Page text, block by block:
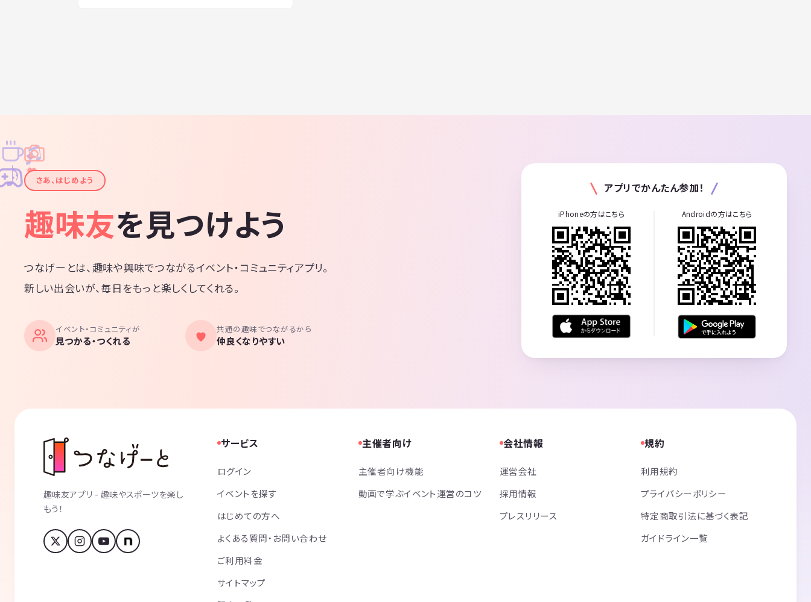
✦
✦
✧
✧
♪
♫
さあ、はじめよう
趣味友を見つけよう
つなげーとは、趣味や興味でつながるイベント・コミュニティアプリ。
新しい出会いが、毎日をもっと楽しくしてくれる。
イベント・コミュニティが
見つかる・つくれる
共通の趣味でつながるから
仲良くなりやすい
アプリでかんたん参加！
iPhoneの方はこちら Androidの方はこちら
趣味友アプリ - 趣味やスポーツを楽し
もう！
サービス
ログイン
イベントを探す
はじめての方へ
よくある質問・お問い合わせ
ご利用料金
サイトマップ
主催者向け
主催者向け機能
動画で学ぶイベント運営のコツ
会社情報
運営会社
採用情報
プレスリリース
規約
利用規約
プライバシーポリシー
特定商取引法に基づく表記
ガイドライン一覧